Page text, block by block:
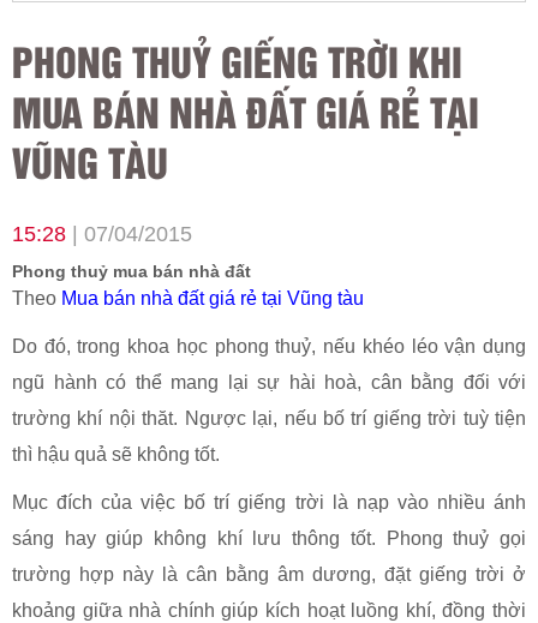
PHONG THUỶ GIẾNG TRỜI KHI
MUA BÁN NHÀ ĐẤT GIÁ RẺ TẠI
VŨNG TÀU
15:28 | 07/04/2015
Phong thuỷ mua bán nhà đất
Theo Mua bán nhà đất giá rẻ tại Vũng tàu
Do đó, trong khoa học phong thuỷ, nếu khéo léo vận dụng
ngũ hành có thể mang lại sự hài hoà, cân bằng đối với
trường khí nội thăt. Ngược lại, nếu bố trí giếng trời tuỳ tiện
thì hậu quả sẽ không tốt.
Mục đích của việc bố trí giếng trời là nạp vào nhiều ánh
sáng hay giúp không khí lưu thông tốt. Phong thuỷ gọi
trường hợp này là cân bằng âm dương, đặt giếng trời ở
khoảng giữa nhà chính giúp kích hoạt luồng khí, đồng thời